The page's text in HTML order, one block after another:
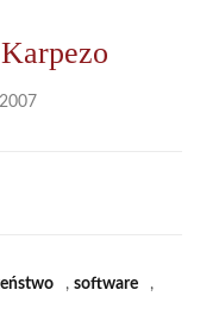
, software
,